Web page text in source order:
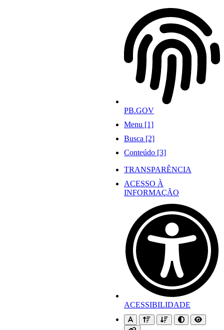
PB.GOV
Menu [1]
Busca [2]
Conteúdo [3]
TRANSPARÊNCIA
ACESSO À
INFORMAÇÃO
ACESSIBILIDADE